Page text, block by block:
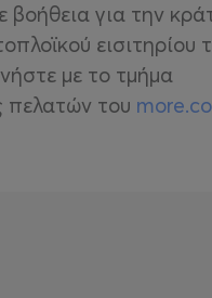
βοήθεια για την
εισιτηρίου
με το τμήμα
πελατών του